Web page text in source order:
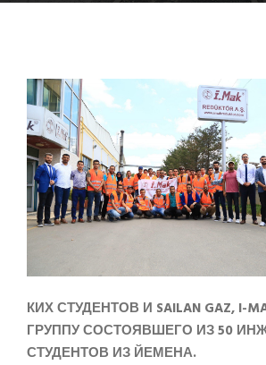
КИХ СТУДЕНТОВ И SAILAN GAZ, I-
ГРУППУ СОСТОЯВШЕГО ИЗ 50
СТУДЕНТОВ ИЗ ЙЕМЕНА.